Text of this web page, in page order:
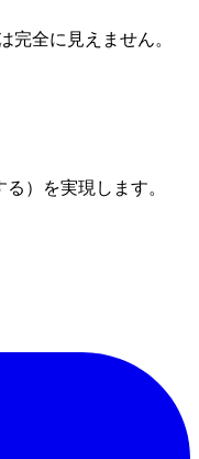
全に見えません。
）を実現します。